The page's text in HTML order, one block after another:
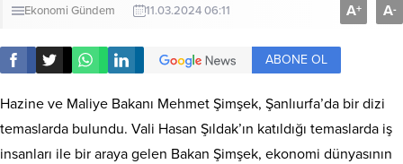
Ekonomi Gündem 11.03.2024 06:11 A+ A-
ABONE OL
Hazine ve Maliye Bakanı Mehmet Şimşek, Şanlıurfa’da bir dizi
temaslarda bulundu. Vali Hasan Şıldak’ın katıldığı temaslarda iş
insanları ile bir araya gelen Bakan Şimşek, ekonomi dünyasının